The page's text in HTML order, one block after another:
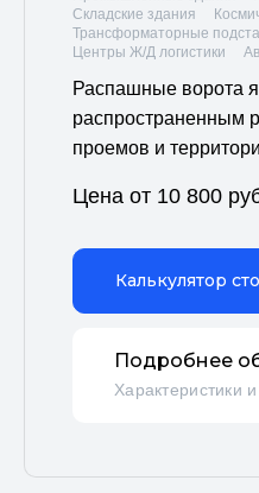
Складские здания
Трансформаторные
Центры Ж/Д логистики
Распашные ворота
распространенным
проемов и
Цена от 10 800
Калькулятор
Подробнее
Характеристики